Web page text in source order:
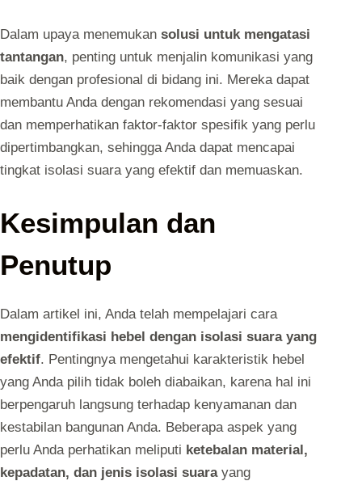
Dalam upaya menemukan solusi untuk mengatasi
tantangan, penting untuk menjalin komunikasi yang
baik dengan profesional di bidang ini. Mereka dapat
membantu Anda dengan rekomendasi yang sesuai
dan memperhatikan faktor-faktor spesifik yang perlu
dipertimbangkan, sehingga Anda dapat mencapai
tingkat isolasi suara yang efektif dan memuaskan.
Kesimpulan dan
Penutup
Dalam artikel ini, Anda telah mempelajari cara
mengidentifikasi hebel dengan isolasi suara yang
efektif. Pentingnya mengetahui karakteristik hebel
yang Anda pilih tidak boleh diabaikan, karena hal ini
berpengaruh langsung terhadap kenyamanan dan
kestabilan bangunan Anda. Beberapa aspek yang
perlu Anda perhatikan meliputi ketebalan material,
kepadatan, dan jenis isolasi suarayang